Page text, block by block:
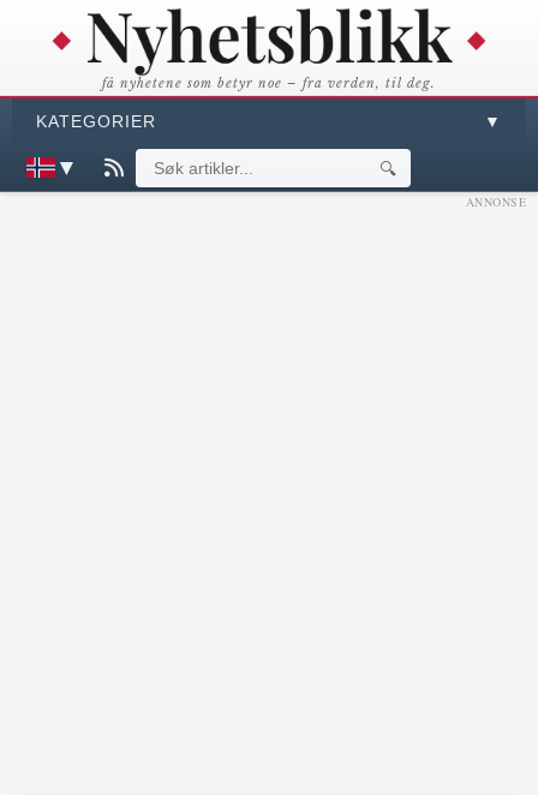
få nyhetene som betyr noe – fra verden, til deg.
KATEGORIER ▼
▼ 🔍
ANNONSE